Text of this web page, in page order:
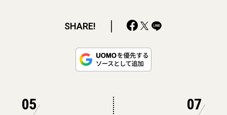
SHARE!
05 07